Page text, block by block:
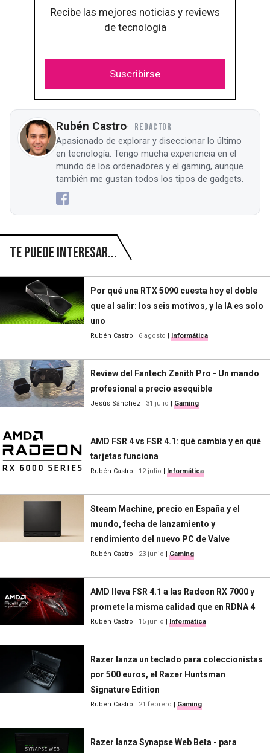
Recibe las mejores noticias y reviews
de tecnología
Suscribirse
Rubén Castro REDACTOR
Apasionado de explorar y diseccionar lo último
en tecnología. Tengo mucha experiencia en el
mundo de los ordenadores y el gaming, aunque
también me gustan todos los tipos de gadgets.
Te puede interesar...
Por qué una RTX 5090 cuesta hoy el doble
que al salir: los seis motivos, y la IA es solo
uno
Rubén Castro | 6 agosto | Informática
Review del Fantech Zenith Pro - Un mando
profesional a precio asequible
Jesús Sánchez | 31 julio | Gaming
AMD FSR 4 vs FSR 4.1: qué cambia y en qué
tarjetas funciona
Rubén Castro | 12 julio | Informática
Steam Machine, precio en España y el
mundo, fecha de lanzamiento y
rendimiento del nuevo PC de Valve
Rubén Castro | 23 junio | Gaming
AMD lleva FSR 4.1 a las Radeon RX 7000 y
promete la misma calidad que en RDNA 4
Rubén Castro | 15 junio | Informática
Razer lanza un teclado para coleccionistas
por 500 euros, el Razer Huntsman
Signature Edition
Rubén Castro | 21 febrero | Gaming
Razer lanza Synapse Web Beta - para